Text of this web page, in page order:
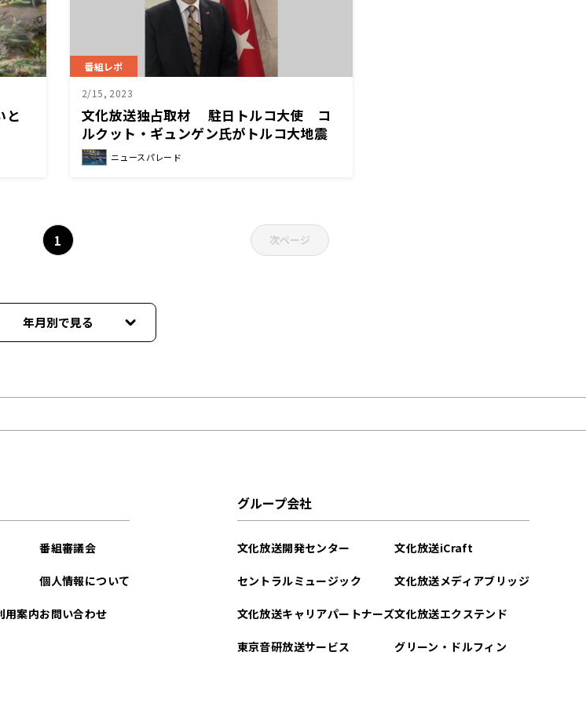
と
番組レポ
2/15, 2023
文化放送独占取材 駐日トルコ大使 コ
ルクット・ギュンゲン氏がトルコ大地震
について語る。 「日本からの支援に感
謝。物資よりも義援金を」
ニュースパレード
1 次ページ
年月別で見る
年11月
年10月
用案内
番組審議会
個人情報について
お問い合わせ
グループ会社
文化放送開発センター
セントラルミュージック
文化放送キャリアパートナーズ
東京音研放送サービス
文化放送iCraft
文化放送メディアブリッジ
文化放送エクステンド
グリーン・ドルフィン